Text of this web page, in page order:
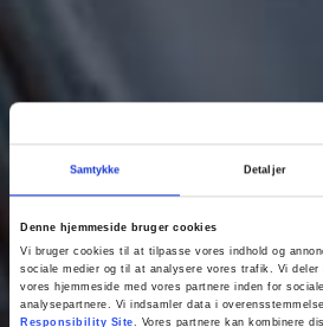
Samtykke Detaljer
Denne hjemmeside bruger cookies
Vi bruger cookies til at tilpasse vores indhold og
sociale medier og til at analysere vores trafik. Vi deler
vores hjemmeside med vores partnere inden for
analysepartnere. Vi indsamler data i
Responsibility Site. Vores partnere kan kombinere